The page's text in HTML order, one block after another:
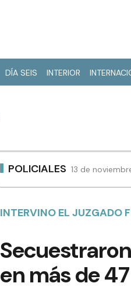
DÍA SEIS INTERIOR
POLICIALES 13 de
INTERVINO EL JUZGADO
en más de